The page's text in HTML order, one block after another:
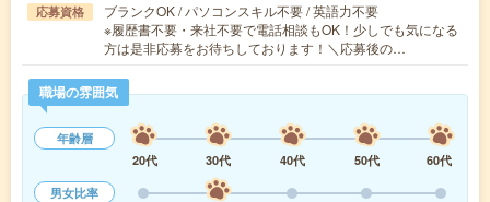
応募資格
ブランクOK / パソコンスキル不要 / 英語力不要
※履歴書不要・来社不要で電話相談もOK！少しでも気になる
方は是非応募をお待ちしております！＼応募後の…
職場の雰囲気
年齢層
20代
30代 40代 50代
60代
男女比率